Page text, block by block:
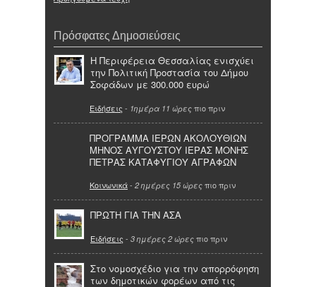
Πρόσφατες Δημοσιεύσεις
Η Περιφέρεια Θεσσαλίας ενισχύει
την Πολιτική Προστασία του Δήμου
Σοφάδων με 300.000 ευρώ
Ειδήσεις - 1ημέρα 11 ώρες πιο πριν
ΠΡΟΓΡΑΜΜΑ ΙΕΡΩΝ ΑΚΟΛΟΥΘΙΩΝ
ΜΗΝΟΣ ΑΥΓΟΥΣΤΟΥ ΙΕΡΑΣ ΜΟΝΗΣ
ΠΕΤΡΑΣ ΚΑΤΑΦΥΓΙΟΥ ΑΓΡΑΦΩΝ
Κοινωνικά- 2 ημέρες 15 ώρες πιο πριν
ΠΡΩΤΗ ΓΙΑ ΤΗΝ ΑΣΑ
Ειδήσεις - 3 ημέρες 2 ώρες πιο πριν
Στο νομοσχέδιο για την απορρόφηση
των δημοτικών φορέων από τις